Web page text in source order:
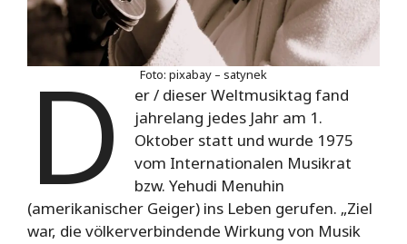
Foto: pixabay – satynek
D er / dieser Weltmusiktag fand
jahrelang jedes Jahr am 1.
Oktober statt und wurde 1975
vom Internationalen Musikrat
bzw. Yehudi Menuhin
(amerikanischer Geiger) ins Leben gerufen. „Ziel
war, die völkerverbindende Wirkung von Musik